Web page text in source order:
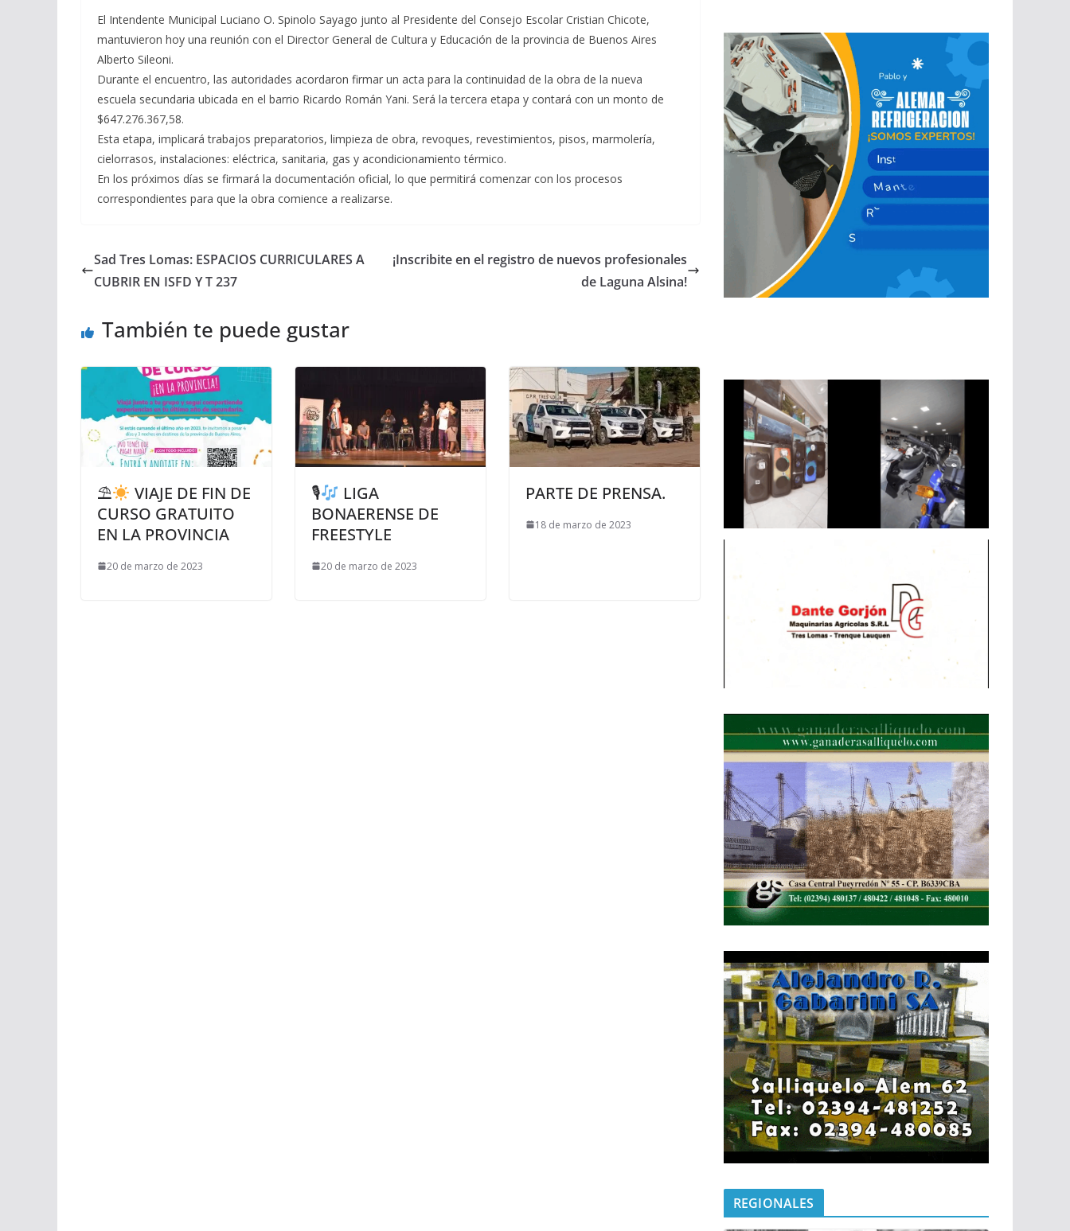
El Intendente Municipal Luciano O. Spinolo Sayago junto al Presidente del Consejo Escolar Cristian Chicote,
mantuvieron hoy una reunión con el Director General de Cultura y Educación de la provincia de Buenos Aires
Alberto Sileoni.
Durante el encuentro, las autoridades acordaron firmar un acta para la continuidad de la obra de la nueva
escuela secundaria ubicada en el barrio Ricardo Román Yani. Será la tercera etapa y contará con un monto de
$647.276.367,58.
Esta etapa, implicará trabajos preparatorios, limpieza de obra, revoques, revestimientos, pisos, marmolería,
cielorrasos, instalaciones: eléctrica, sanitaria, gas y acondicionamiento térmico.
En los próximos días se firmará la documentación oficial, lo que permitirá comenzar con los procesos
correspondientes para que la obra comience a realizarse.
Sad Tres Lomas: ESPACIOS CURRICULARES A
CUBRIR EN ISFD Y T 237
¡Inscribite en el registro de nuevos profesionales
de Laguna Alsina!
También te puede gustar
⛱
VIAJE DE FIN DE
CURSO GRATUITO
EN LA PROVINCIA
20 de marzo de 2023
🎙
LIGA
BONAERENSE DE
FREESTYLE
20 de marzo de 2023
PARTE DE PRENSA.
18 de marzo de 2023
REGIONALES